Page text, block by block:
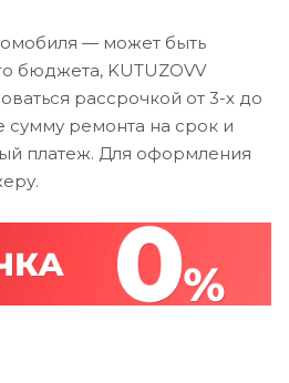
— может быть
бюджета, KUTUZOVV
рассрочкой от 3-х до
сумму ремонта на срок и
платеж. Для оформления